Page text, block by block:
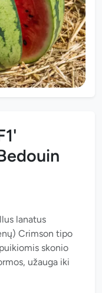
lanatus
Crimson tipo
skonio
užauga iki